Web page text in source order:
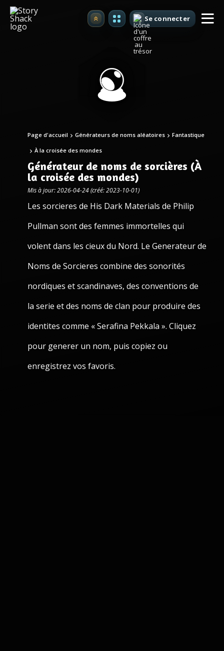
Premium Se connecter
Page d'accueil Générateurs de noms aléatoires Fantastique
À la croisée des mondes
Générateur de noms de sorcières (À
la croisée des mondes)
Mis à jour: 2026-04-24 (créé: 2023-10-01)
Les sorcieres de His Dark Materials de Philip
Pullman sont des femmes immortelles qui
volent dans les cieux du Nord. Le Generateur de
Noms de Sorcieres combine des sonorités
nordiques et scandinaves, des conventions de
la serie et des noms de clan pour produire des
identites comme « Serafina Pekkala ». Cliquez
pour generer un nom, puis copiez ou
enregistrez vos favoris.